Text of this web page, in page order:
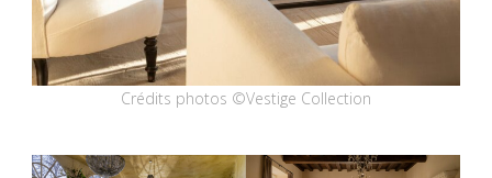
Crédits photos ©Vestige Collection